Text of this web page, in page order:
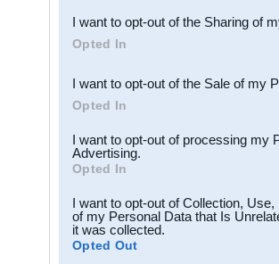
Downstream Participants
third parties.
I want to opt-out of the Sharing of
Opted In
I want to opt-out of the Sale of my
Opted In
I want to opt-out of processing my
Advertising.
Opted In
I want to opt-out of Collection,
of my Personal Data that Is
it was collected.
Opted Out